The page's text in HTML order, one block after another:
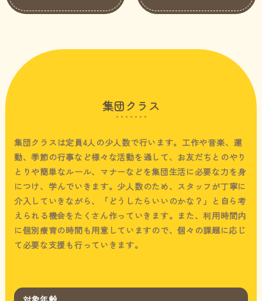
集団クラス
集団クラスは定員4人の少人数で行います。工作や音楽、運
動、季節の行事など様々な活動を通して、 お友だちとのやり
とりや簡単なルール、マナーなどを集団生活に必要な力を身
につけ、学んでいきます。 少人数のため、スタッフが丁寧に
介入していきながら、 「どうしたらいいのかな？」と自ら考
えられる機会をたくさん作っていきます。 また、利用時間内
に個別療育の時間も用意していますので、個々の課題に応じ
て必要な支援も行っていきます。